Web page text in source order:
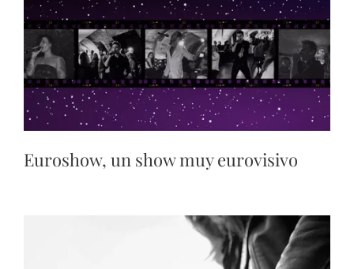
Euroshow, un show muy eurovisivo​